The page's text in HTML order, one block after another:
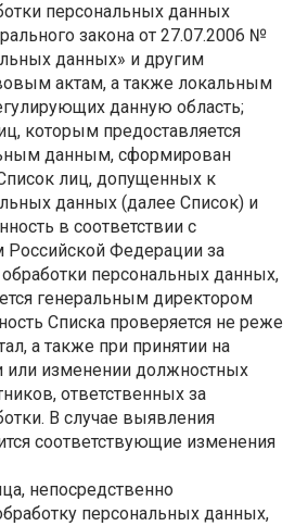
персональных данных
закона от 27.07.2006 №
данных» и другим
актам, а также локальным
данную область;
которым предоставляется
данным, сформирован
лиц, допущенных к
данных (далее Список) и
в соответствии с
Российской Федерации за
персональных данных,
генеральным директором
Списка проверяется не реже
а также при принятии на
или изменении должностных
ответственных за
В случае выявления
соответствующие изменения
непосредственно
персональных данных,